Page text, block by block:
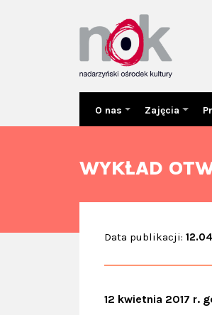
O nas Zajęcia
WYKŁAD
Data publikacji:
12 kwietnia 2017 r.